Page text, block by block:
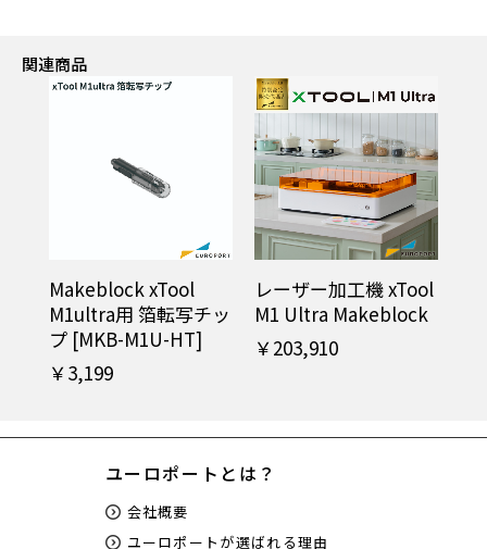
関連商品
Makeblock xTool
M1ultra用 箔転写チッ
プ [MKB-M1U-HT]
￥3,199
レーザー加工機 xTool
M1 Ultra Makeblock
￥203,910
ユーロポートとは？
会社概要
ユーロポートが選ばれる理由